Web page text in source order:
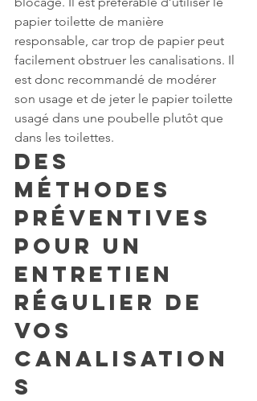
papier toilette de manière
responsable, car trop de papier peut
facilement obstruer les canalisations. Il
est donc recommandé de modérer
son usage et de jeter le papier toilette
usagé dans une poubelle plutôt que
dans les toilettes.
Des
méthodes
préventives
pour un
entretien
régulier de
vos
canalisation
s